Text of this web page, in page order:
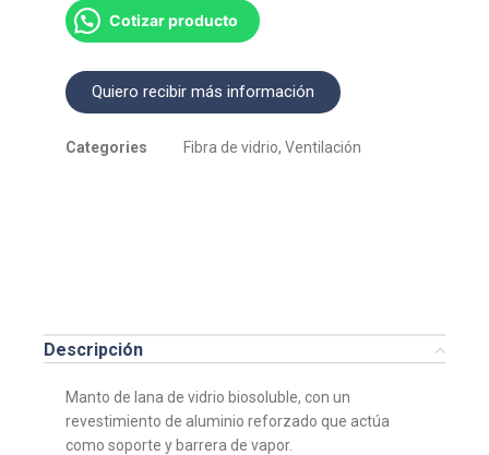
Cotizar producto
Quiero recibir más información
Categories Fibra de vidrio, Ventilación
Descripción
Manto de lana de vidrio biosoluble, con un
revestimiento de aluminio reforzado que actúa
como soporte y barrera de vapor.